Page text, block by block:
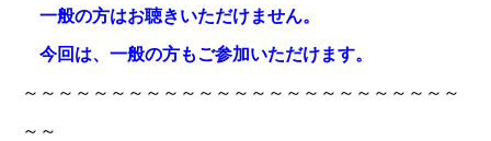
一般の方はお聴きいただけません。
今回は、一般の方もご参加いただけます。
～～～～～～～～～～～～～～～～～～～～～～～～～
～～